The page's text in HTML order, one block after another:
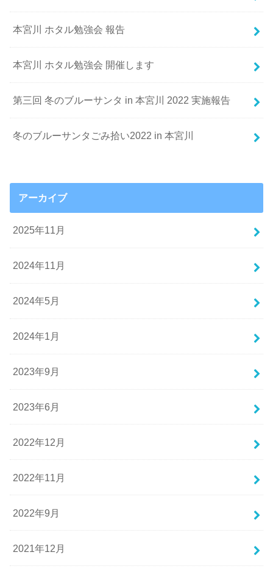
本宮川 ホタル勉強会 報告
本宮川 ホタル勉強会 開催します
第三回 冬のブルーサンタ in 本宮川 2022 実施報告
冬のブルーサンタごみ拾い2022 in 本宮川
アーカイブ
2025年11月
2024年11月
2024年5月
2024年1月
2023年9月
2023年6月
2022年12月
2022年11月
2022年9月
2021年12月